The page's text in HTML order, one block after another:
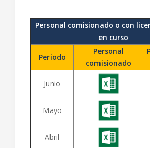
Personal comisionado o con
en curso
Periodo
Personal
comisionado
Junio
Mayo
Abril